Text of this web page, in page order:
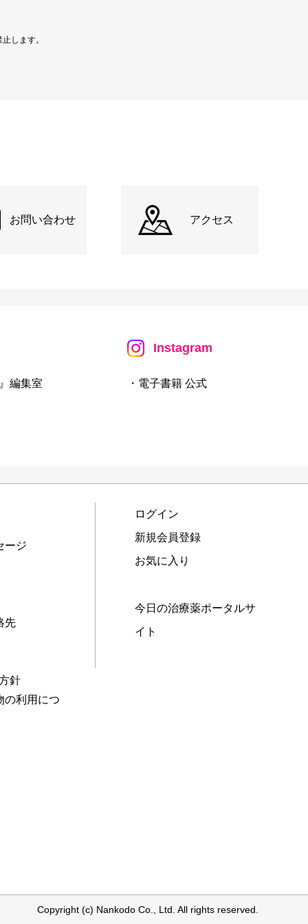
します。
お問い合わせ アクセス
編集室
Instagram
・電子書籍 公式
ージ
先
針
の利用につ
ログイン
新規会員登録
お気に入り
今日の治療薬ポータルサ
イト
Copyright (c) Nankodo Co., Ltd. All rights reserved.